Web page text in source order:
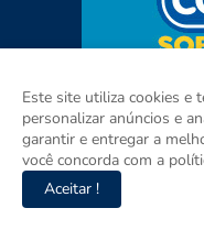
Este site utiliza cookies e
personalizar anúncios e
garantir e entregar a
você concorda com a
Aceitar !